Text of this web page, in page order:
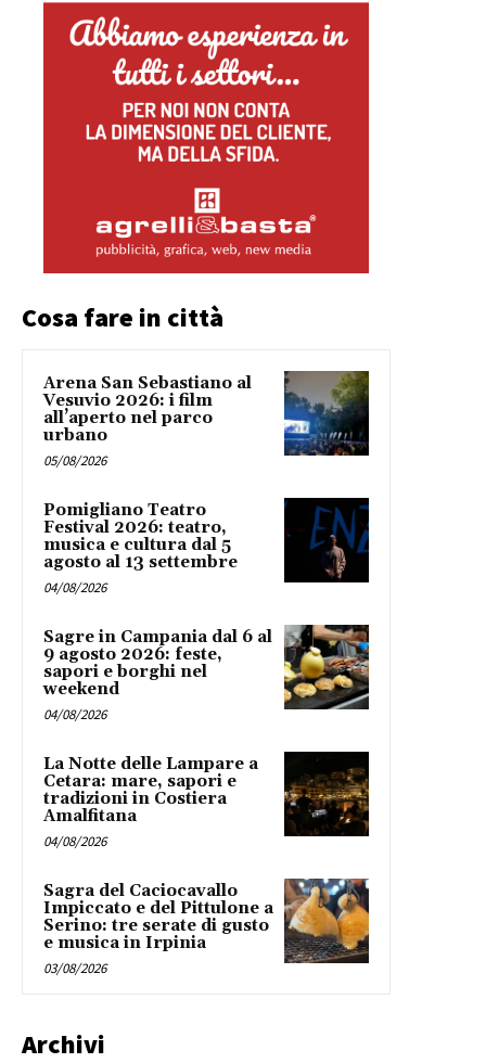
Cosa fare in città
Arena San Sebastiano al
Vesuvio 2026: i film
all’aperto nel parco
urbano
05/08/2026
Pomigliano Teatro
Festival 2026: teatro,
musica e cultura dal 5
agosto al 13 settembre
04/08/2026
Sagre in Campania dal 6 al
9 agosto 2026: feste,
sapori e borghi nel
weekend
04/08/2026
La Notte delle Lampare a
Cetara: mare, sapori e
tradizioni in Costiera
Amalfitana
04/08/2026
Sagra del Caciocavallo
Impiccato e del Pittulone a
Serino: tre serate di gusto
e musica in Irpinia
03/08/2026
Archivi